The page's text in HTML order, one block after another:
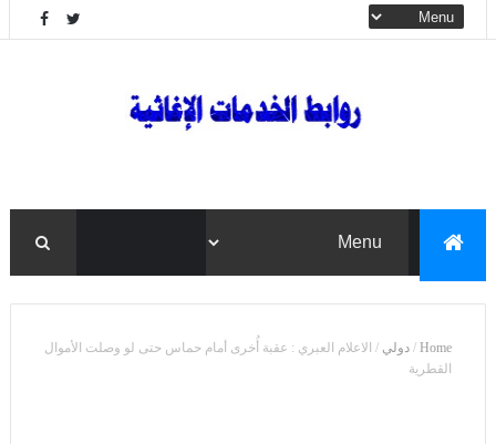
Home
/ دولي / الاعلام العبري : عقبة أُخرى أمام حماس حتى لو وصلت الأموال
القطرية